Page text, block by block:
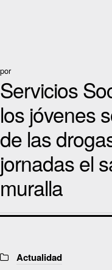
por
Servicios
los jóvenes
de las
jornadas el
muralla
Categories:
Actualidad